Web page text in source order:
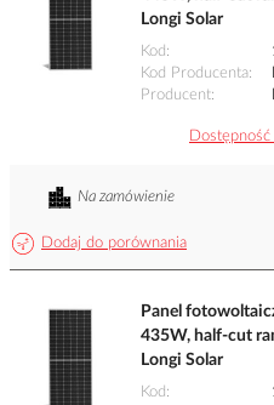
Longi Solar
Kod
Kod Producenta
Producent
Dostępność
Dodaj do porównania
Na zamówienie
Panel
435W, half-cut
Longi Solar
Kod